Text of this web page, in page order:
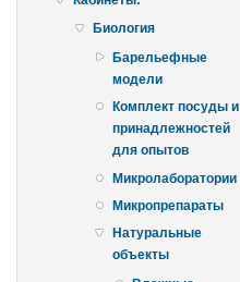
Биология
Барельефные
модели
Комплект посуды и
принадлежностей
для опытов
Микролаборатории
Микропрепараты
Натуральные
объекты